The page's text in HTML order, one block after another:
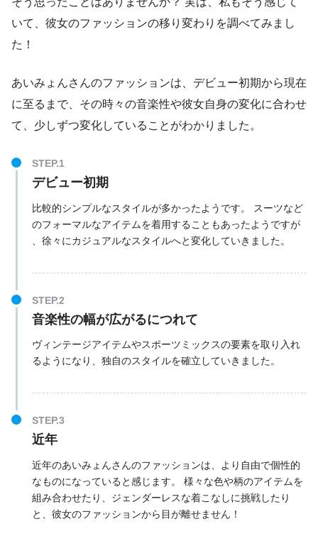
いて、彼女のファッションの移り変わりを調べてみまし
た！
あいみょんさんのファッションは、デビュー初期から現在
に至るまで、その時々の音楽性や彼女自身の変化に合わせ
て、少しずつ変化していることがわかりました。
デビュー初期
比較的シンプルなスタイルが多かったようです。 スーツなど
のフォーマルなアイテムを着用することもあったようですが
、徐々にカジュアルなスタイルへと変化していきました。
音楽性の幅が広がるにつれて
ヴィンテージアイテムやスポーツミックスの要素を取り入れ
るようになり、独自のスタイルを確立していきました。
近年
近年のあいみょんさんのファッションは、より自由で個性的
なものになっていると感じます。 様々な色や柄のアイテムを
組み合わせたり、ジェンダーレスな着こなしに挑戦したり
と、彼女のファッションから目が離せません！